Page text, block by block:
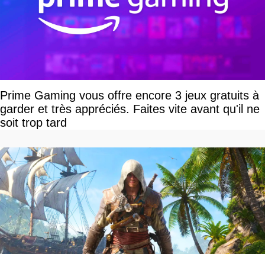
Prime Gaming vous offre encore 3 jeux gratuits à
garder et très appréciés. Faites vite avant qu'il ne
soit trop tard